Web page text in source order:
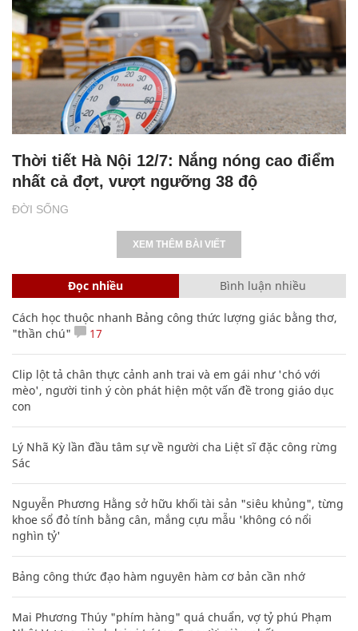
ĐỜI SỐNG
Thời tiết Hà Nội 12/7: Nắng nóng cao điểm
nhất cả đợt, vượt ngưỡng 38 độ
XEM THÊM BÀI VIẾT
Đọc nhiều Bình luận nhiều
Cách học thuộc nhanh Bảng công thức lượng giác bằng thơ,
"thần chú"
17
Clip lột tả chân thực cảnh anh trai và em gái như 'chó với
mèo', người tinh ý còn phát hiện một vấn đề trong giáo dục
con
Lý Nhã Kỳ lần đầu tâm sự về người cha Liệt sĩ đặc công rừng
Sác
Nguyễn Phương Hằng sở hữu khối tài sản "siêu khủng", từng
khoe sổ đỏ tính bằng cân, mắng cựu mẫu 'không có nổi
nghìn tỷ'
Bảng công thức đạo hàm nguyên hàm cơ bản cần nhớ
Mai Phương Thúy "phím hàng" quá chuẩn, vợ tỷ phú Phạm